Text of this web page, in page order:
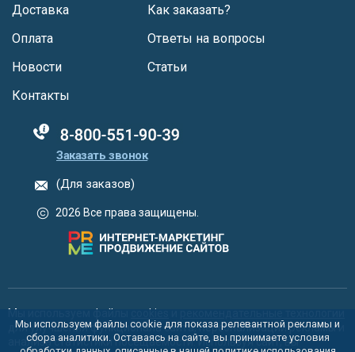
Доставка
Оплата
Новости
Как заказать?
Ответы на вопросы
Статьи
Контакты
88005555550
Заказать звонок
(Для заказов)
2026 Все права защищены.
Мы используем файлы cookies
для улучшения функционала сайта, персонализации рекламы и
анализа статистики посещаемости. Используя сайт, вы
Мы используем файлы cookie для показа релевантной рекламы и
сбора аналитики. Оставаясь на сайте, вы принимаете условия